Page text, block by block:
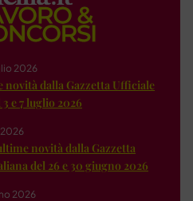
2026
novità dalla Gazzetta Ufficiale
e 7 luglio 2026
novità dalla Gazzetta
del 26 e 30 giugno 2026
2026